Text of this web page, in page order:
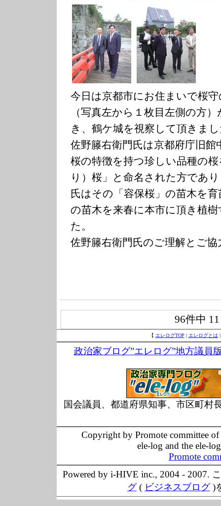
今日は京都市にお住まいで桜
（写真左から１枚目左側の方
き、鶴ケ城を視察して頂きま
佐野籐右衛門氏は京都府庁旧
桜の特徴を持つ珍しい品種の
り）桜」と命名された方であ
氏はその「容保桜」の苗木を
の苗木を来春に本市に頂き植
た。
佐野籐右衛門氏のご理解とご
96件中
【 エレログTOP | エレログとは
政治家ブログ”エレログ”地方議員
国会議員、都道府県知事、市区町村
Copyright by Promote committee
ele-log and the ele-
Promote
Powered by i-HIVE inc., 2004 - 2007.
グ( ビジネスブログ)